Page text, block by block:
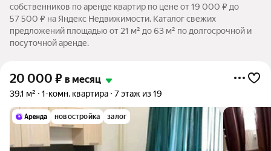
собственников по аренде квартир по цене от 19 000 ₽ до
57 500 ₽ на Яндекс Недвижимости. Каталог свежих
предложений площадью от 21 м² до 63 м² по долгосрочной и
посуточной аренде.
20 000 ₽ в месяц
39,1 м² 1-комн. квартира 7 этаж из 19
новостройка залог